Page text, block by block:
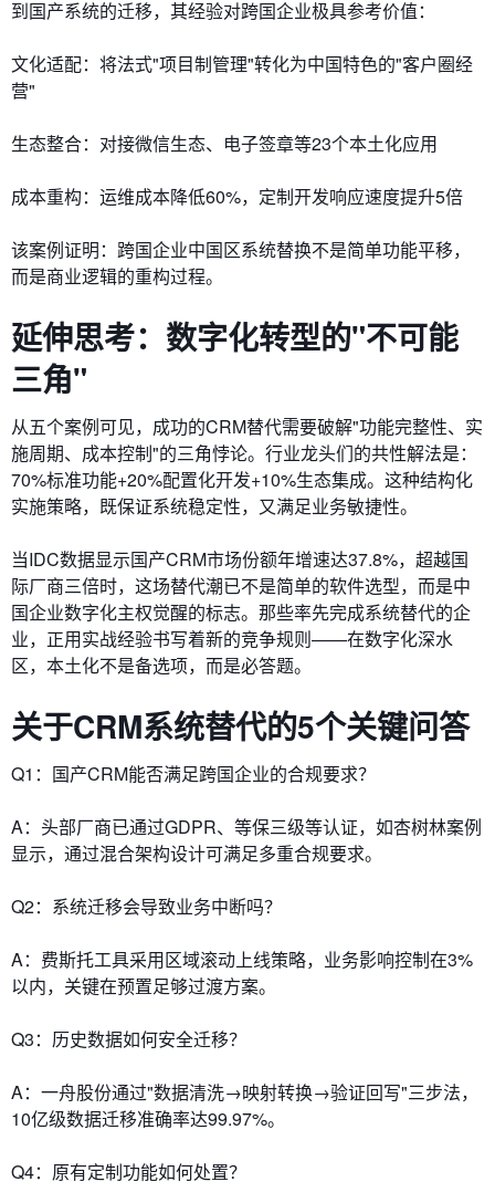
到国产系统的迁移，其经验对跨国企业极具参考价值：
​文化适配：将法式"项目制管理"转化为中国特色的"客户圈经
营"
​生态整合：对接微信生态、电子签章等23个本土化应用
​成本重构：运维成本降低60%，定制开发响应速度提升5倍
该案例证明：跨国企业中国区系统替换不是简单功能平移，
而是商业逻辑的重构过程。
延伸思考：数字化转型的"不可能
三角"
从五个案例可见，成功的CRM替代需要破解"功能完整性、实
施周期、成本控制"的三角悖论。行业龙头们的共性解法是：
70%标准功能+20%配置化开发+10%生态集成。这种结构化
实施策略，既保证系统稳定性，又满足业务敏捷性。
当IDC数据显示国产CRM市场份额年增速达37.8%，超越国
际厂商三倍时，这场替代潮已不是简单的软件选型，而是中
国企业数字化主权觉醒的标志。那些率先完成系统替代的企
业，正用实战经验书写着新的竞争规则——在数字化深水
区，本土化不是备选项，而是必答题。
关于CRM系统替代的5个关键问答
Q1：国产CRM能否满足跨国企业的合规要求？
A：头部厂商已通过GDPR、等保三级等认证，如杏树林案例
显示，通过混合架构设计可满足多重合规要求。
Q2：系统迁移会导致业务中断吗？
A：费斯托工具采用区域滚动上线策略，业务影响控制在3%
以内，关键在预置足够过渡方案。
Q3：历史数据如何安全迁移？
A：一舟股份通过"数据清洗→映射转换→验证回写"三步法，
10亿级数据迁移准确率达99.97%。
Q4：原有定制功能如何处置？